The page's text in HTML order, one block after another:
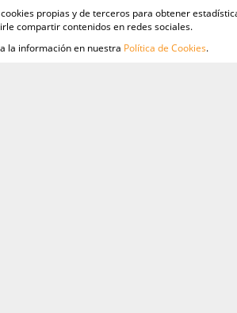
propias y de terceros para obtener
compartir contenidos en redes sociales.
la información en nuestra Política de Cookies.